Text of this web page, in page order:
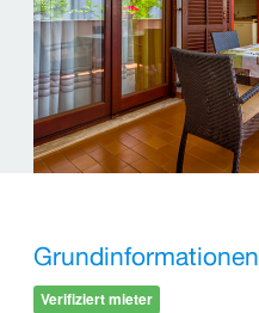
Grundinformationen
Verifiziert mieter